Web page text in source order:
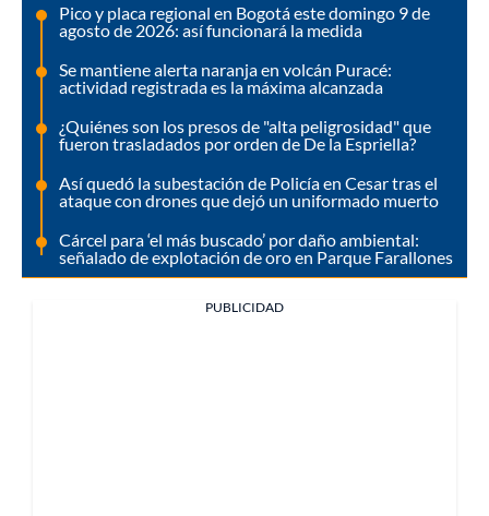
Pico y placa regional en Bogotá este domingo 9 de
agosto de 2026: así funcionará la medida
Se mantiene alerta naranja en volcán Puracé:
actividad registrada es la máxima alcanzada
¿Quiénes son los presos de "alta peligrosidad" que
fueron trasladados por orden de De la Espriella?
Así quedó la subestación de Policía en Cesar tras el
ataque con drones que dejó un uniformado muerto
Cárcel para ‘el más buscado’ por daño ambiental:
señalado de explotación de oro en Parque Farallones
PUBLICIDAD